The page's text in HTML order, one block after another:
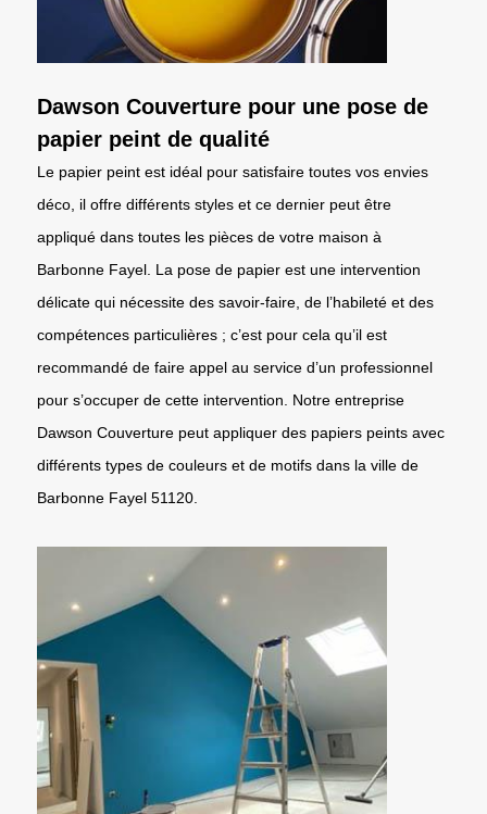
Dawson Couverture pour une pose de
papier peint de qualité
Le papier peint est idéal pour satisfaire toutes vos envies
déco, il offre différents styles et ce dernier peut être
appliqué dans toutes les pièces de votre maison à
Barbonne Fayel. La pose de papier est une intervention
délicate qui nécessite des savoir-faire, de l’habileté et des
compétences particulières ; c’est pour cela qu’il est
recommandé de faire appel au service d’un professionnel
pour s’occuper de cette intervention. Notre entreprise
Dawson Couverture peut appliquer des papiers peints avec
différents types de couleurs et de motifs dans la ville de
Barbonne Fayel 51120.